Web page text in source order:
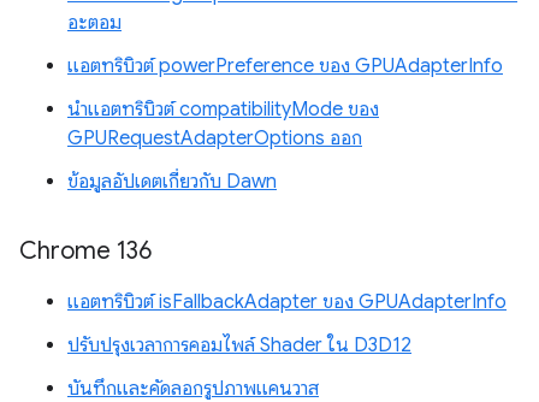
อะตอม
แอตทริบิวต์ powerPreference ของ GPUAdapterInfo
นำแอตทริบิวต์ compatibilityMode ของ
GPURequestAdapterOptions ออก
ข้อมูลอัปเดตเกี่ยวกับ Dawn
Chrome 136
แอตทริบิวต์ isFallbackAdapter ของ GPUAdapterInfo
ปรับปรุงเวลาการคอมไพล์ Shader ใน D3D12
บันทึกและคัดลอกรูปภาพแคนวาส